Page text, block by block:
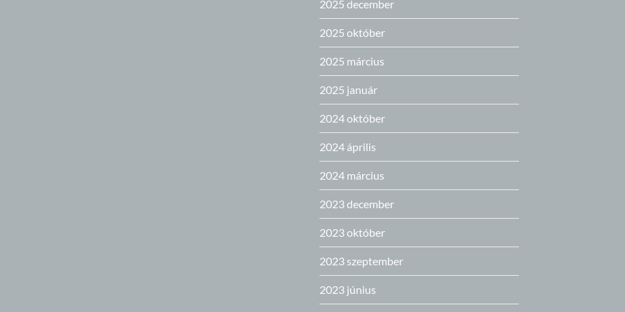
2025 december
2025 október
2025 március
2025 január
2024 október
2024 április
2024 március
2023 december
2023 október
2023 szeptember
2023 június